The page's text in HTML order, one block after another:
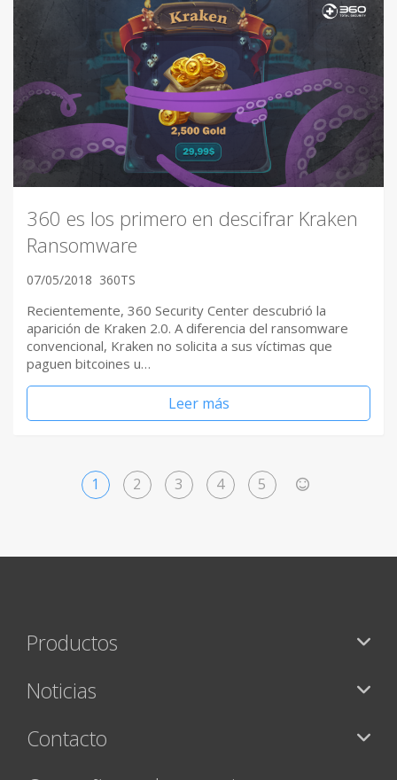
360 es los primero en descifrar Kraken
Ransomware
07/05/2018 360TS
Recientemente, 360 Security Center descubrió la
aparición de Kraken 2.0. A diferencia del ransomware
convencional, Kraken no solicita a sus víctimas que
paguen bitcoines u…
Leer más
1 2 3 4 5
Productos
Noticias
Contacto